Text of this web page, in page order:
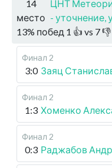
14
место
ЦНТ
- уточнение,
13% побед 1 👍 vs 7👎
Финал 2
3:0 Заяц
Финал 2
1:3 Хоменко
Финал 2
0:3 Раджабов